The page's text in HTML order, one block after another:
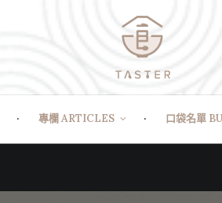
專欄 ARTICLES 口袋名單